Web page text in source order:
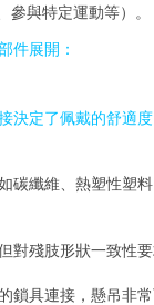
與特定運動等）。
件展開：
決定了佩戴的舒適
碳纖維、熱塑性塑
對殘肢形狀一致性
鎖具連接，懸吊非